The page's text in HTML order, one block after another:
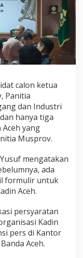
calon ketua
Panitia
dan Industri
hanya tiga
yang
Musprov.
mengatakan
ada
formulir untuk
Aceh.
persyaratan
Kadin
pers di Kantor
Aceh.